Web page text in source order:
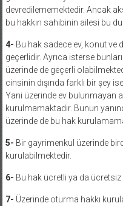
devredilememektedir. Ancak
bu hakkın sahibinin ailesi bu
4- Bu hak sadece ev, konut ve
geçerlidir. Ayrıca isterse
üzerinde de geçerli
cinsinin dışında farklı bir şey
Yani üzerinde ev bulunmayan
kurulmamaktadır. Bunun
üzerinde de bu hak
5- Bir gayrimenkul üzerinde
kurulabilmektedir.
6- Bu hak ücretli ya da
7- Üzerinde oturma hakkı